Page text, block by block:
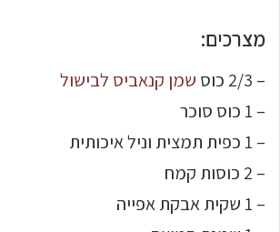
מצרכים:
– 2/3 כוס
שמן קנאביס לבישול
– 1 כוס סוכר
– 1 כפית תמצית וניל איכותית
– 2 כוסות קמח
– 1 שקית אבקת אפייה